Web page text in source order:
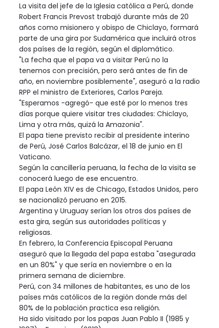
La visita del jefe de la Iglesia católica a Perú, donde
Robert Francis Prevost trabajó durante más de 20
años como misionero y obispo de Chiclayo, formará
parte de una gira por Sudamérica que incluirá otros
dos países de la región, según el diplomático.
"La fecha que el papa va a visitar Perú no la
tenemos con precisión, pero será antes de fin de
año, en noviembre posiblemente", aseguró a la radio
RPP el ministro de Exteriores, Carlos Pareja.
"Esperamos -agregó- que esté por lo menos tres
días porque quiere visitar tres ciudades: Chiclayo,
Lima y otra más, quizá la Amazonia".
El papa tiene previsto recibir al presidente interino
de Perú, José Carlos Balcázar, el 18 de junio en El
Vaticano.
Según la cancillería peruana, la fecha de la visita se
conocerá luego de ese encuentro.
El papa León XIV es de Chicago, Estados Unidos, pero
se nacionalizó peruano en 2015.
Argentina y Uruguay serían los otros dos países de
esta gira, según sus autoridades políticas y
religiosas.
En febrero, la Conferencia Episcopal Peruana
aseguró que la llegada del papa estaba "asegurada
en un 80%" y que sería en noviembre o en la
primera semana de diciembre.
Perú, con 34 millones de habitantes, es uno de los
países más católicos de la región donde más del
80% de la población practica esa religión.
Ha sido visitado por los papas Juan Pablo II (1985 y